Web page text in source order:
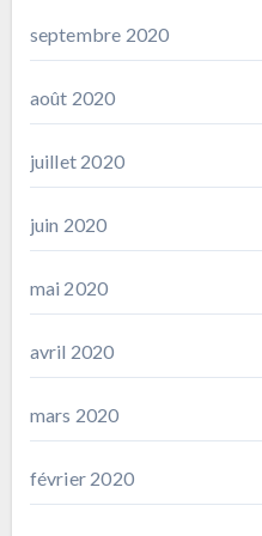
septembre 2020
août 2020
juillet 2020
juin 2020
mai 2020
avril 2020
mars 2020
février 2020